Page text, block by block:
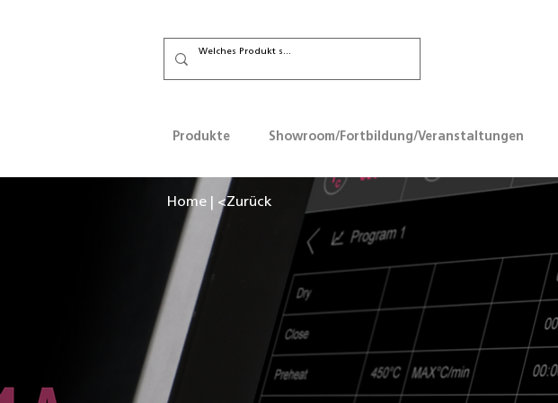
Produkte Showroom/Fortbildung/Veranstaltungen
Home <Zurück